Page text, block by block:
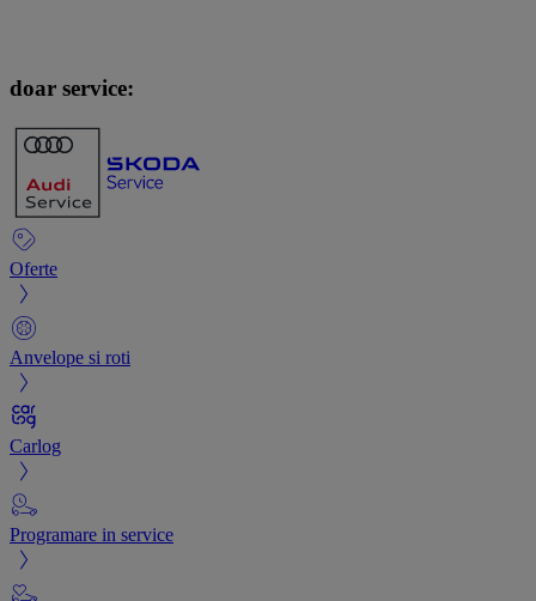
doar service:
Oferte
Anvelope si roti
Carlog
Programare in service